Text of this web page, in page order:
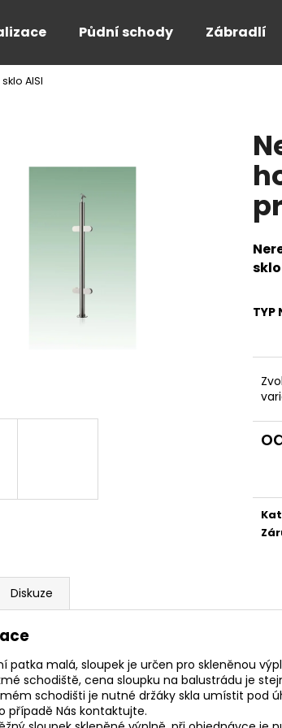
Půdní schody Zábradlí
AISI
sklo
TYP
Diskuze
patka malá, sloupek je určen pro skleněnou
schodiště, cena sloupku na balustrádu je
schodišti je nutné držáky skla umístit pod
případě Nás kontaktujte.
najít?